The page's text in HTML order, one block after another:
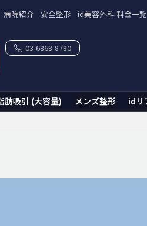
病院紹介 安全整形 id美容外科 料金一覧
肪吸引 (大容量) メンズ整形 idリ
03-6868-8780